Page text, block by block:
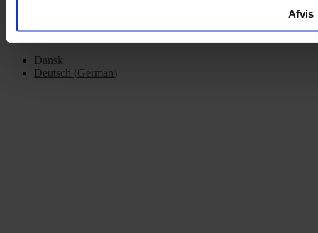
Afvis
Dansk
Deutsch (German)